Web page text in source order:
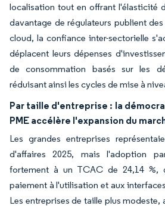
localisation tout en offrant l'élasticité
davantage de régulateurs publient
cloud, la confiance inter-sectorielle
déplacent leurs dépenses
de consommation basés sur les
réduisant ainsi les cycles de mise à
Par taille d'entreprise : la
PME accélère l'expansion du
Les grandes entreprises
d'affaires 2025, mais l'adoption
fortement à un TCAC de 24,14 %,
paiement à l'utilisation et aux
Les entreprises de taille plus modeste,